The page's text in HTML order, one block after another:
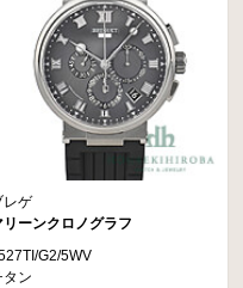
レゲ
リーンクロノグラフ
G2/5WV
タン